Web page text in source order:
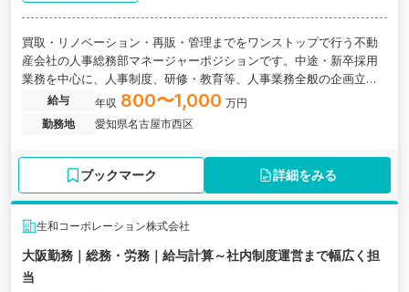
買取・リノベーション・再販・管理までをワンストップで行う不動
産会社の人事総務部マネージャーポジションです。中途・新卒採用
業務を中心に、人事制度、研修・教育等、人事業務全般の企画立
案、構築運営をお任せします。
給与 年収 800〜1,000 万円
勤務地
愛知県名古屋市西区
ブックマーク 詳細をみる
生和コーポレーション株式会社
大阪勤務｜総務・労務｜給与計算～社内制度運営まで幅広く担
当